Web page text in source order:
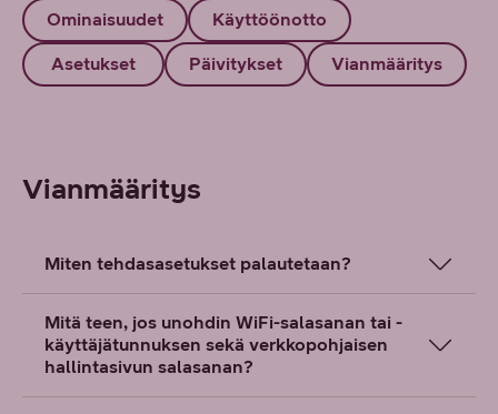
Ominaisuudet Käyttöönotto
Asetukset Päivitykset Vianmääritys
Vianmääritys
Miten tehdasasetukset palautetaan?
Mitä teen, jos unohdin WiFi-salasanan tai -
käyttäjätunnuksen sekä verkkopohjaisen
hallintasivun salasanan?